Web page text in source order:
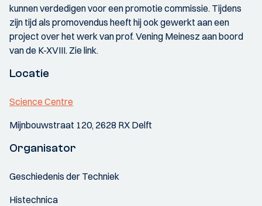
kunnen verdedigen voor een promotie commissie. Tijdens
zijn tijd als promovendus heeft hij ook gewerkt aan een
project over het werk van prof. Vening Meinesz aan boord
van de K-XVIII. Zie link.
Locatie
Science Centre
Mijnbouwstraat 120, 2628 RX Delft
Organisator
Geschiedenis der Techniek
Histechnica